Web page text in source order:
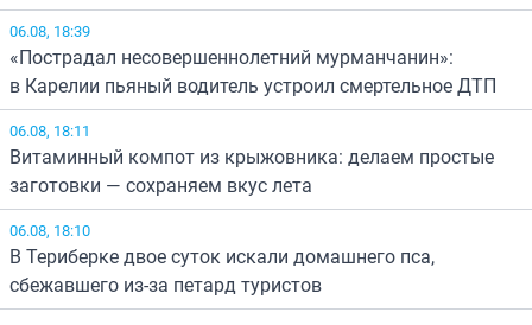
06.08, 18:39
«Пострадал несовершеннолетний мурманчанин»:
в Карелии пьяный водитель устроил смертельное ДТП
06.08, 18:11
Витаминный компот из крыжовника: делаем простые
заготовки — сохраняем вкус лета
06.08, 18:10
В Териберке двое суток искали домашнего пса,
сбежавшего из-за петард туристов